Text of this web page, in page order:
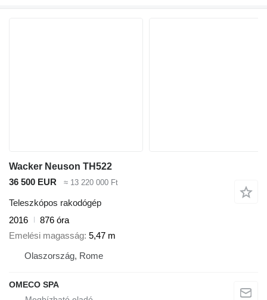
Wacker Neuson TH522
36 500 EUR
≈ 13 220 000 Ft
Teleszkópos rakodógép
2016
876 óra
Emelési magasság 5,47 m
Olaszország, Rome
OMECO SPA